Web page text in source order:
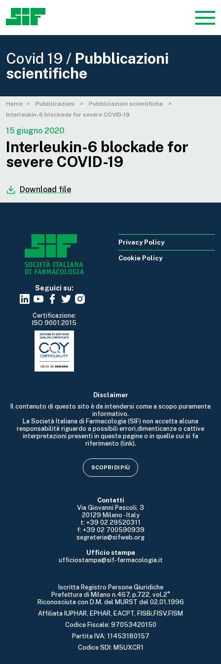
Covid 19 / Pubblicazioni
scientifiche
Home Pubblicazioni
Pubblicazioni scientifiche
Interleukin-6 blockade for severe COVID-19
15 giugno 2020
Interleukin-6 blockade for
severe COVID-19
Download file
Seguici su:
Certificazione:
ISO 9001:2015
Contatti
Via Giovanni Pascoli, 3
20129 Milano - Italy
t: +39 02 29520311
f: +39 02 700590939
segreteria@sifweb.org
Ufficio stampa
ufficiostampa@sif-farmacologia.it
Iscritta Registro Persone Giuridiche
Prefettura di Milano n.467, p.722, vol.2°
Riconosciuta con D.M. del MURST del 02.01.1996
Affiliata IUPHAR, EPHAR, EACPT, FISBi,FISV,FISM
Codice Fiscale: 97053420150
Partita IVA: 11453180157
Codice SDI: M5UXCR1
Disclaimer
Il contenuto di questo sito è da intendersi come a scopo puramente
informativo.
La Società Italiana di Farmacologia (SIF) non accetta alcuna
responsabilità riguardo a possibili errori,dimenticanze o cattive
interpretazioni presenti in queste pagine o in quelle cui si fa
riferimento (link).
SCOPRI DI PIÙ
Privacy Policy
Cookie Policy